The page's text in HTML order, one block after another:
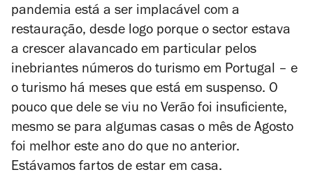
pandemia está a ser implacável com a
restauração, desde logo porque o sector estava
a crescer alavancado em particular pelos
inebriantes números do turismo em Portugal – e
o turismo há meses que está em suspenso. O
pouco que dele se viu no Verão foi insuficiente,
mesmo se para algumas casas o mês de Agosto
foi melhor este ano do que no anterior.
Estávamos fartos de estar em casa.